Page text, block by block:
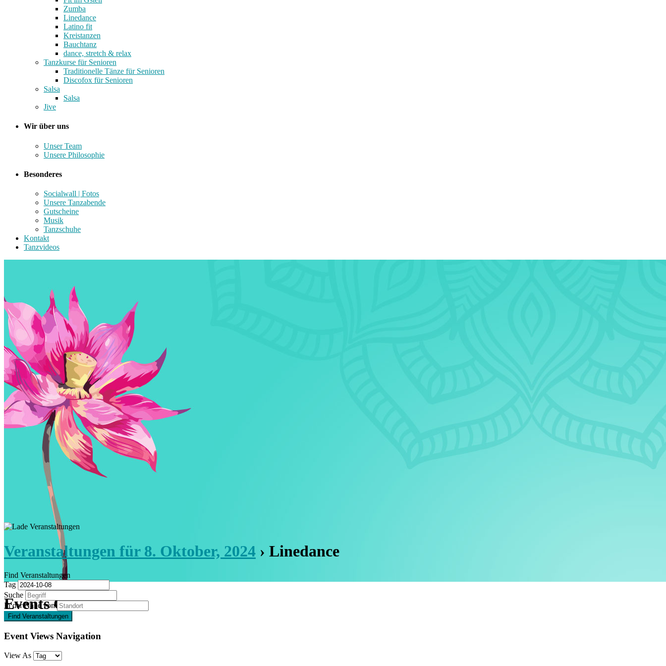
Zumba
Linedance
Latino fit
Kreistanzen
Bauchtanz
dance, stretch & relax
Tanzkurse für Senioren
Traditionelle Tänze für Senioren
Discofox für Senioren
Salsa
Salsa
Jive
Wir über uns
Unser Team
Unsere Philosophie
Besonderes
Socialwall | Fotos
Unsere Tanzabende
Gutscheine
Musik
Tanzschuhe
Kontakt
Tanzvideos
Events Calendar
Veranstaltungen für 8. Oktober, 2024 › Linedance
Find Veranstaltungen
Tag
Suche
In der Nähe von
Event Views Navigation
View As